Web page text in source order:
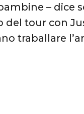
– dice
del tour con
traballare